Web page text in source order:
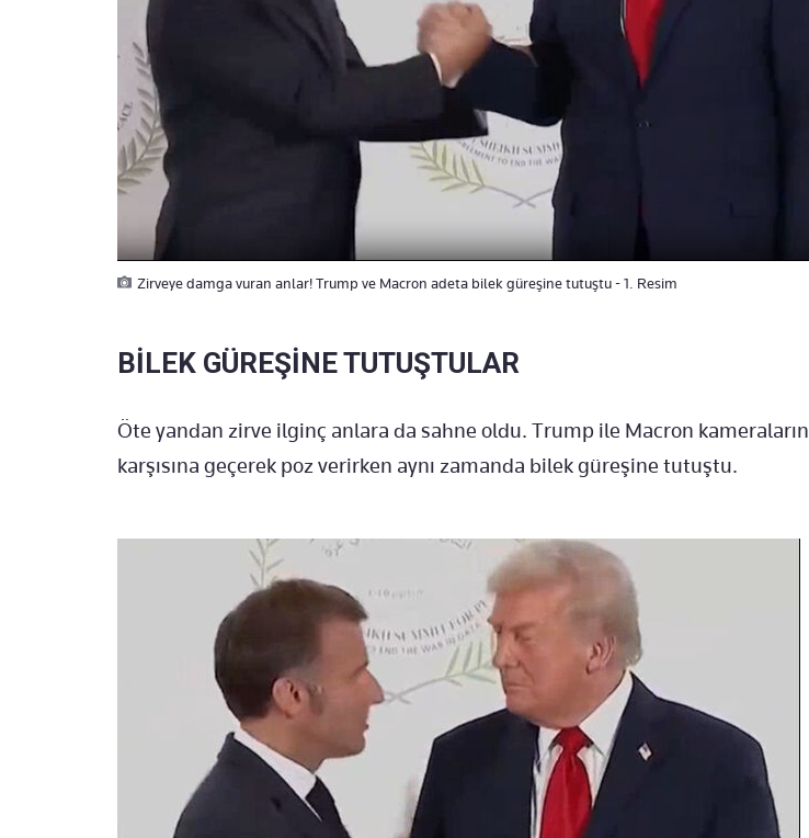
Zirveye damga vuran anlar! Trump ve Macron adeta bilek güreşine tutuştu - 1. Resim
BİLEK GÜREŞİNE TUTUŞTULAR
Öte yandan zirve ilginç anlara da sahne oldu. Trump ile Macron kameraların
karşısına geçerek poz verirken aynı zamanda bilek güreşine tutuştu.